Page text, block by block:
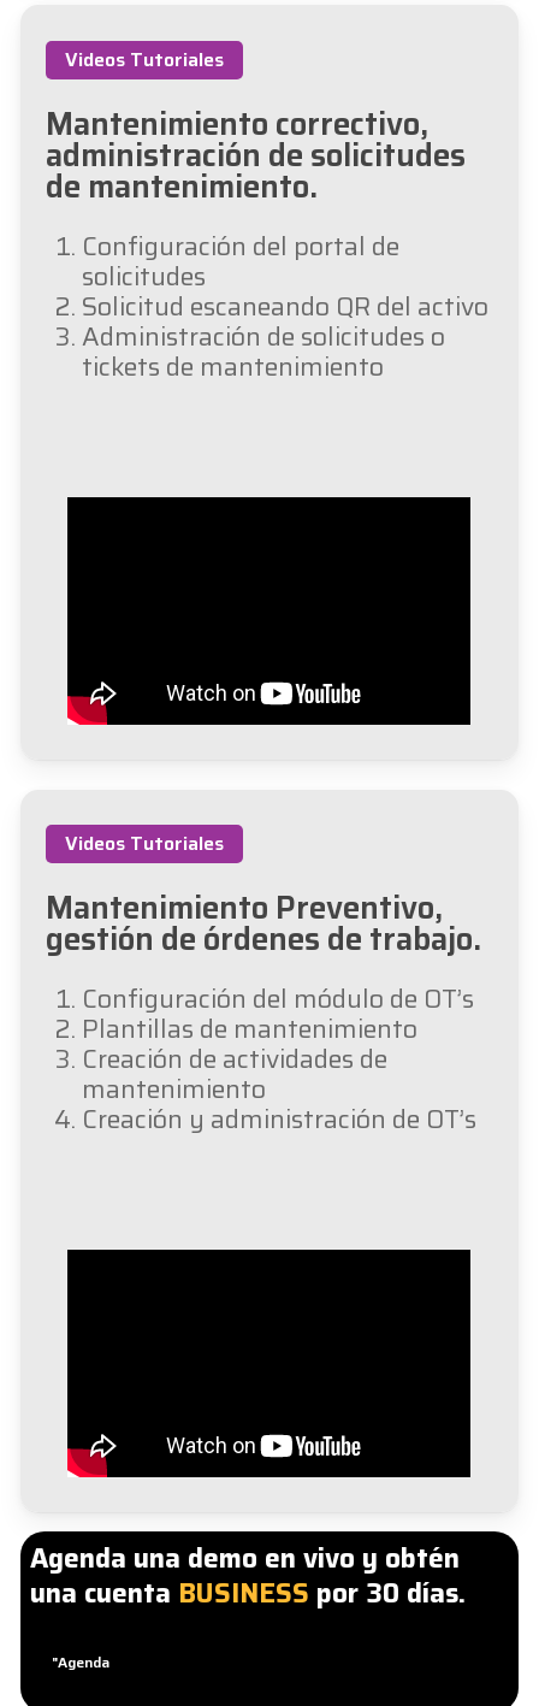
Videos Tutoriales
Mantenimiento correctivo,
administración de solicitudes
de mantenimiento.
Configuración del portal de
solicitudes
Solicitud escaneando QR del activo
Administración de solicitudes o
tickets de mantenimiento
Videos Tutoriales
Mantenimiento Preventivo,
gestión de órdenes de trabajo.
Configuración del módulo de OT’s
Plantillas de mantenimiento
Creación de actividades de
mantenimiento
Creación y administración de OT’s
Agenda una demo en vivo y obtén
una cuenta BUSINESS por 30 días.
"Agenda